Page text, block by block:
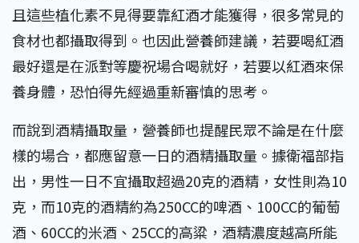
且這些植化素不見得要靠紅酒才能獲得，很多常見的
食材也都攝取得到。也因此營養師建議，若要喝紅酒
最好還是在派對等慶祝場合喝就好，若要以紅酒來保
養身體，恐怕得先經過重新審慎的思考。
而說到酒精攝取量，營養師也提醒民眾不論是在什麼
樣的場合，都應留意一日的酒精攝取量。據衛福部指
出，男性一日不宜攝取超過20克的酒精，女性則為10
克，而10克的酒精約為250CC的啤酒、100CC的葡萄
酒、60CC的米酒、25CC的高粱，酒精濃度越高所能